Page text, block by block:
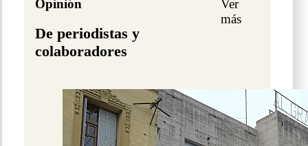
Opinión
De periodistas y
colaboradores
Ver
más